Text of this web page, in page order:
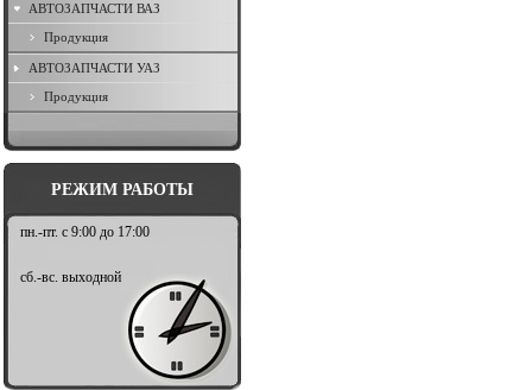
АВТОЗАПЧАСТИ ВАЗ
Продукция
АВТОЗАПЧАСТИ УАЗ
Продукция
РЕЖИМ РАБОТЫ
пн.-пт. с 9:00 до 17:00
сб.-вс. выходной